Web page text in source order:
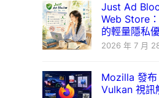
Just Ad
Web Store
的輕量隱私
2026 年 7 月
Mozilla 發
Vulkan 視訊